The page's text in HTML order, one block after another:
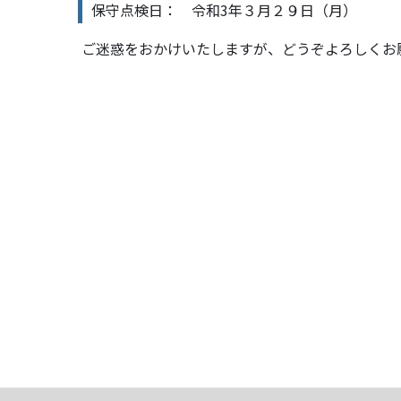
保守点検日： 令和3年３月２９日（月）
ご迷惑をおかけいたしますが、どうぞよろしくお